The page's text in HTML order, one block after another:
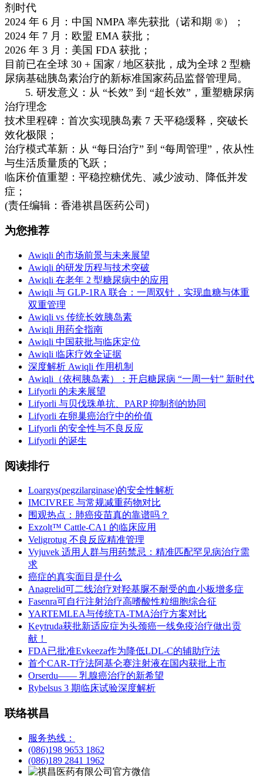
剂时代
2024 年 6 月：中国 NMPA 率先获批（诺和期 ®）；
2024 年 7 月：欧盟 EMA 获批；
2026 年 3 月：美国 FDA 获批；
目前已在全球 30 + 国家 / 地区获批，成为全球 2 型糖
尿病基础胰岛素治疗的新标准国家药品监督管理局。
5. 研发意义：从 “长效” 到 “超长效”，重塑糖尿病
治疗理念
技术里程碑：首次实现胰岛素 7 天平稳缓释，突破长
效化极限；
治疗模式革新：从 “每日治疗” 到 “每周管理”，依从性
与生活质量质的飞跃；
临床价值重塑：平稳控糖优先、减少波动、降低并发
症；
(责任编辑：香港祺昌医药公司)
为您推荐
Awiqli 的市场前景与未来展望
Awiqli 的研发历程与技术突破
Awiqli 在老年 2 型糖尿病中的应用
Awiqli 与 GLP-1RA 联合：一周双针，实现血糖与体重
双重管理
Awiqli vs 传统长效胰岛素
Awiqli 用药全指南
Awiqli 中国获批与临床定位
Awiqli 临床疗效全证据
深度解析 Awiqli 作用机制
Awiqli（依柯胰岛素）：开启糖尿病 “一周一针” 新时代
Lifyorli 的未来展望
Lifyorli 与贝伐珠单抗、PARP 抑制剂的协同
Lifyorli 在卵巢癌治疗中的价值
Lifyorli 的安全性与不良反应
Lifyorli 的诞生
阅读排行
Loargys(pegzilarginase)的安全性解析
IMCIVREE 与常规减重药物对比
围观热点：肺癌疫苗真的靠谱吗？
Exzolt™ Cattle-CA1 的临床应用
Veligrotug 不良反应精准管理
Vyjuvek 适用人群与用药禁忌：精准匹配罕见病治疗需
求
癌症的真实面目是什么
Anagrelid可二线治疗对羟基脲不耐受的血小板增多症
Fasenra可自行注射治疗高嗜酸性粒细胞综合征
YARTEMLEA与传统TA-TMA治疗方案对比
Keytruda获批新适应症为头颈癌一线免疫治疗做出贡
献！
FDA已批准Evkeeza作为降低LDL-C的辅助疗法
首个CAR-T疗法阿基仑赛注射液在国内获批上市
Orserdu—— 乳腺癌治疗的新希望
Rybelsus 3 期临床试验深度解析
联络祺昌
服务热线：
(086)198 9653 1862
(086)189 2841 1962